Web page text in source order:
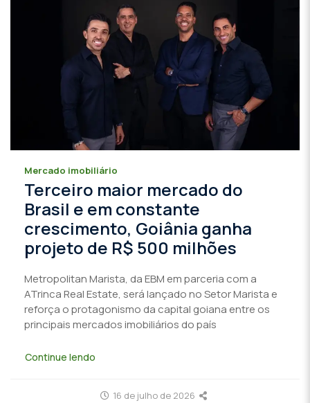
Mercado imobiliário
Terceiro maior mercado do
Brasil e em constante
crescimento, Goiânia ganha
projeto de R$ 500 milhões
Metropolitan Marista, da EBM em parceria com a
ATrinca Real Estate, será lançado no Setor Marista e
reforça o protagonismo da capital goiana entre os
principais mercados imobiliários do país
Continue lendo
16 de julho de 2026